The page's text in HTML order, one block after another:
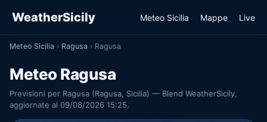
WeatherSicily Meteo Sicilia Mappe Live
Meteo Sicilia › Ragusa › Ragusa
Meteo Ragusa
Previsioni per Ragusa (Ragusa, Sicilia) — Blend WeatherSicily,
aggiornate al 09/08/2026 15:25.